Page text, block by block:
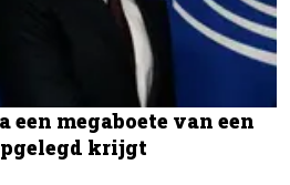
megaboete van een
krijgt